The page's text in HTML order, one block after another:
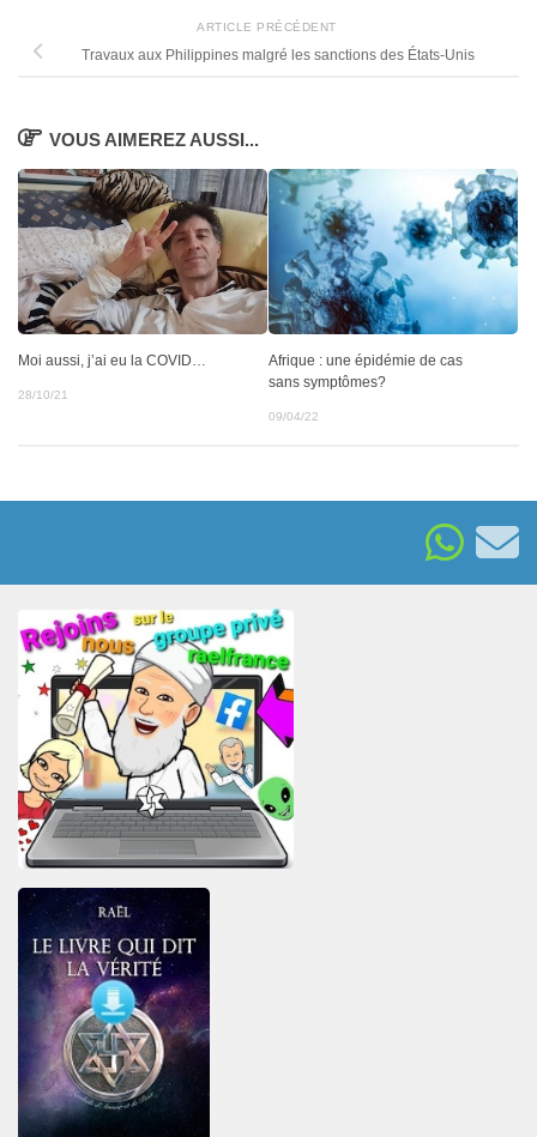
ARTICLE PRÉCÉDENT
Travaux aux Philippines malgré les sanctions des États-Unis
VOUS AIMEREZ AUSSI...
Moi aussi, j’ai eu la COVID…
28/10/21
Afrique : une épidémie de cas
sans symptômes?
09/04/22